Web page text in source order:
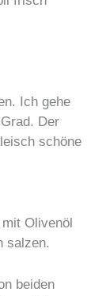
Ich gehe
Der
schöne
Olivenöl
salzen.
beiden